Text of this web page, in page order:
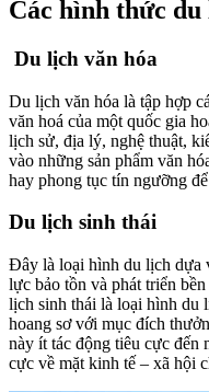
Các hình thức du
Du lịch văn hóa
Du lịch văn hóa là tập hợp
văn hoá của một quốc gia
lịch sử, địa lý, nghệ thuật,
vào những sản phẩm văn
hay phong tục tín ngưỡng
Du lịch sinh thái
Đây là loại hình du lịch dựa
lực bảo tồn và phát triển
lịch sinh thái là loại hình du
hoang sơ với mục đích
này ít tác động tiêu cực đến
cực về mặt kinh tế – xã hội